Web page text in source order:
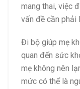
mang thai, việc
vấn đề cần phải
Đi bộ giúp mẹ
quan đến sức
mẹ không nên
mức có thể là